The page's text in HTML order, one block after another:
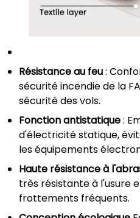
Résistance au feu:
sécurité incendie de la
sécurité des vols.
Fonction antistatique:
d'électricité statique,
les équipements
Haute résistance à
très résistante à l'usure
frottements fréquents.